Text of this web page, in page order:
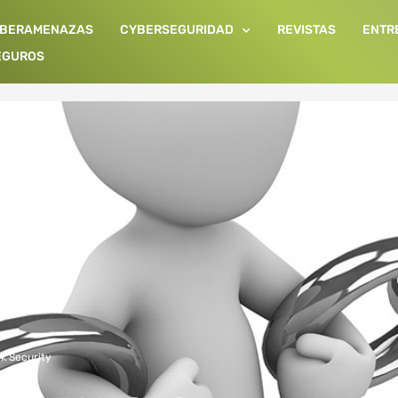
CYBERSEGURIDAD REVISTAS
Security